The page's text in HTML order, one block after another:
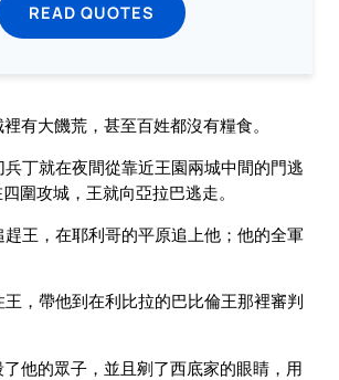
READ QUOTES
有大饑荒，甚至百姓都沒有糧食。
丁就在夜間從靠近王園兩城中間的門逃
圍攻城，王就向亞拉巴逃走。
王，在耶利哥的平原追上他；他的全軍
，帶他到在利比拉的巴比倫王那裡審判
他的眾子，並且剜了西底家的眼睛，用